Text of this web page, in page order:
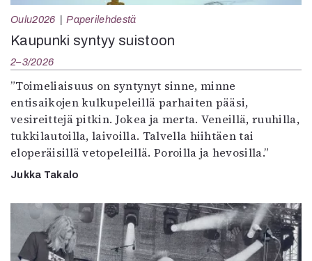
Oulu2026 Paperilehdestä
Kaupunki syntyy suistoon
2–3/2026
”Toimeliaisuus on syntynyt sinne, minne
entisaikojen kulkupeleillä parhaiten pääsi,
vesireittejä pitkin. Jokea ja merta. Veneillä, ruuhilla,
tukkilautoilla, laivoilla. Talvella hiihtäen tai
eloperäisillä vetopeleillä. Poroilla ja hevosilla.”
Jukka Takalo